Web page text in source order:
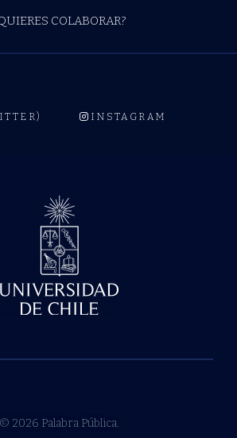
COLABORAR?
INSTAGRAM
© 2026 Palabra Pública.